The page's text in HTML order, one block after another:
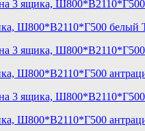
Ш800*В2110*Г500 белый
Ш800*В2110*Г500
Ш800*В2110*Г500